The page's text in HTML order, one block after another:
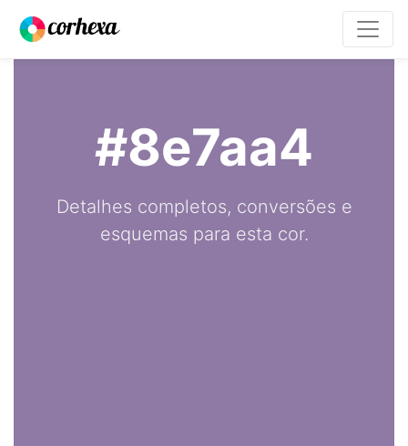
#8e7aa4
Detalhes completos, conversões e
esquemas para esta cor.